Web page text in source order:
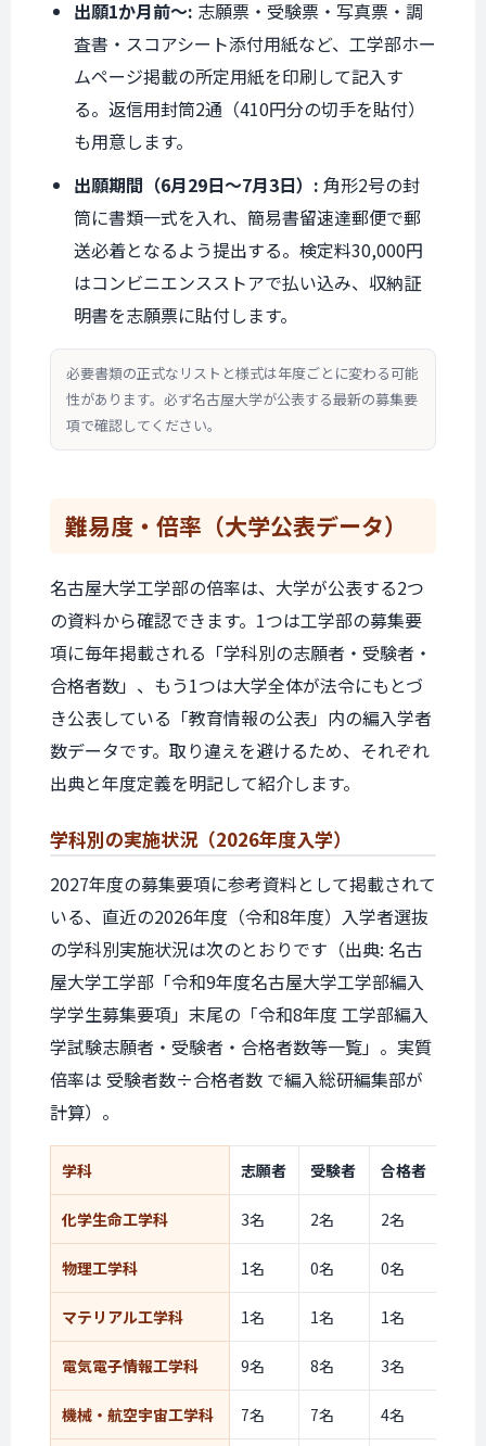
出願1か月前〜: 志願票・受験票・写真票・調
査書・スコアシート添付用紙など、工学部ホー
ムページ掲載の所定用紙を印刷して記入す
る。返信用封筒2通（410円分の切手を貼付）
も用意します。
出願期間（6月29日〜7月3日）: 角形2号の封
筒に書類一式を入れ、簡易書留速達郵便で郵
送必着となるよう提出する。検定料30,000円
はコンビニエンスストアで払い込み、収納証
明書を志願票に貼付します。
必要書類の正式なリストと様式は年度ごとに変わる可能
性があります。必ず名古屋大学が公表する最新の募集要
項で確認してください。
難易度・倍率 （大学公表データ）
名古屋大学工学部の倍率は、大学が公表する2つ
の資料から確認できます。1つは工学部の募集要
項に毎年掲載される「学科別の志願者・受験者・
合格者数」、もう1つは大学全体が法令にもとづ
き公表している「教育情報の公表」内の編入学者
数データです。取り違えを避けるため、それぞれ
出典と年度定義を明記して紹介します。
学科別の実施状況（2026年度入学）
2027年度の募集要項に参考資料として掲載されて
いる、直近の2026年度（令和8年度）入学者選抜
の学科別実施状況は次のとおりです（出典: 名古
屋大学工学部「令和9年度名古屋大学工学部編入
学学生募集要項」末尾の「令和8年度 工学部編入
学試験志願者・受験者・合格者数等一覧」。実質
倍率は 受験者数÷合格者数 で編入総研編集部が
計算）。
学科 志願者 受験者 合格者
化学生命工学科 3名 2名 2名
物理工学科 1名 0名 0名
マテリアル工学科 1名 1名 1名
電気電子情報工学科 9名 8名 3名
機械・航空宇宙工学科 7名 7名 4名